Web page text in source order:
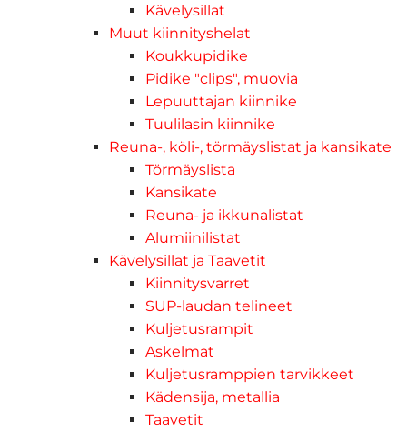
Kävelysillat
Muut kiinnityshelat
Koukkupidike
Pidike "clips", muovia
Lepuuttajan kiinnike
Tuulilasin kiinnike
Reuna-, köli-, törmäyslistat ja kansikate
Törmäyslista
Kansikate
Reuna- ja ikkunalistat
Alumiinilistat
Kävelysillat ja Taavetit
Kiinnitysvarret
SUP-laudan telineet
Kuljetusrampit
Askelmat
Kuljetusramppien tarvikkeet
Kädensija, metallia
Taavetit